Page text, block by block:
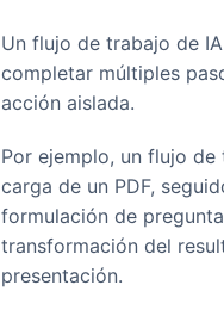
Un flujo de trabajo de
completar múltiples
acción aislada.
Por ejemplo, un flujo
carga de un PDF,
formulación de
transformación del
presentación.